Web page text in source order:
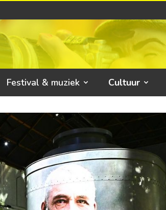
Festival & muziek Cultuur